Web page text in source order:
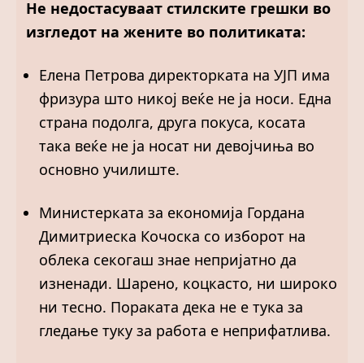
Не недостасуваат стилските грешки во
изгледот на жените во политиката:
Елена Петрова директорката на УЈП има
фризура што никој веќе не ја носи. Една
страна подолга, друга покуса, косата
така веќе не ја носат ни девојчиња во
основно училиште.
Министерката за економија Гордана
Димитриеска Кочоска со изборот на
облека секогаш знае непријатно да
изненади. Шарено, коцкасто, ни широко
ни тесно. Пораката дека не е тука за
гледање туку за работа е неприфатлива.